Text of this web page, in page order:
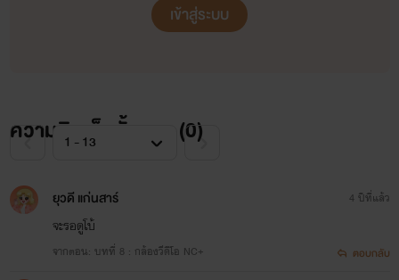
เข้าสู่ระบบ
ความคิดเห็นทั้งหมด (0)
ยุวดี แก่นสาร์
จะรอดูโบ้
จากตอน: บทที่ 8 : กล้องวีดีโอ NC+
4 ปีที่แล้ว
ตอบกลับ